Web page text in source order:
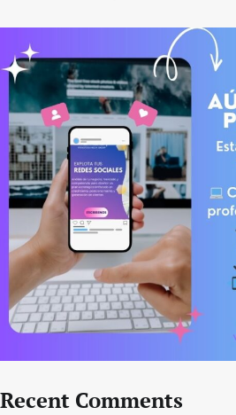
Recent Comments